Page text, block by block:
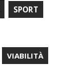
SPORT
VIABILITÀ